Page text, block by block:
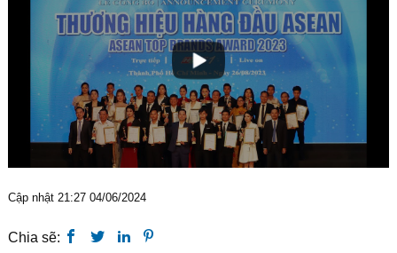
Cập nhật 21:27 04/06/2024
Chia sẽ: